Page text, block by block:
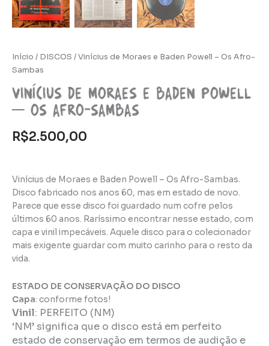
Início / DISCOS / Vinícius de Moraes e Baden Powell – Os Afro-
Sambas
Vinícius de Moraes e Baden Powell
– Os Afro-Sambas
R$2.500,00
Vinícius de Moraes e Baden Powell – Os Afro-Sambas.
Disco fabricado nos anos 60, mas em estado de novo.
Parece que esse disco foi guardado num cofre pelos
últimos 60 anos. Raríssimo encontrar nesse estado, com
capa e vinil impecáveis. Aquele disco para o colecionador
mais exigente guardar com muito carinho para o resto da
vida.
ESTADO DE CONSERVAÇÃO DO DISCO
Capa: conforme fotos!
Vinil: PERFEITO (NM)
‘NM’ significa que o disco está em perfeito
estado de conservação em termos de audição e